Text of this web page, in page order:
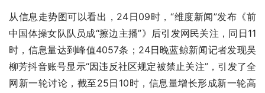
从信息走势图可以看出，24日09时，“维度新闻”发布《前
中国体操女队队员成“擦边主播”》后引发网民关注，同日11
时，信息量达到峰值4057条；24日晚蓝鲸新闻记者发现吴
柳芳抖音账号显示“因违反社区规定被禁止关注”，引发了全
网新一轮讨论，截至25日10时，信息量增长形成新一轮高